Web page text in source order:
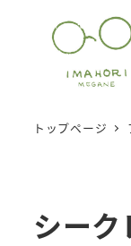
トップページ
シー